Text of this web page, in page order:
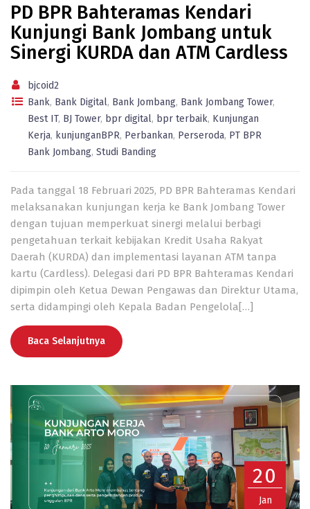
PD BPR Bahteramas Kendari
Kunjungi Bank Jombang untuk
Sinergi KURDA dan ATM Cardless
bjcoid2
Bank, Bank Digital, Bank Jombang, Bank Jombang Tower,
Best IT, BJ Tower, bpr digital, bpr terbaik, Kunjungan
Kerja, kunjunganBPR, Perbankan, Perseroda, PT BPR
Bank Jombang, Studi Banding
Pada tanggal 18 Februari 2025, PD BPR Bahteramas Kendari
melaksanakan kunjungan kerja ke Bank Jombang Tower
dengan tujuan memperkuat sinergi melalui berbagi
pengetahuan terkait kebijakan Kredit Usaha Rakyat
Daerah (KURDA) dan implementasi layanan ATM tanpa
kartu (Cardless). Delegasi dari PD BPR Bahteramas Kendari
dipimpin oleh Ketua Dewan Pengawas dan Direktur Utama,
serta didampingi oleh Kepala Badan Pengelola[…]
Baca Selanjutnya
20
Jan